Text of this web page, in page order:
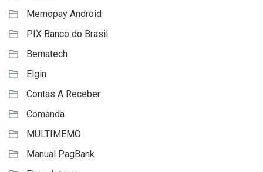
Memopay Android
PIX Banco do Brasil
Bematech
Elgin
Contas A Receber
Comanda
MULTIMEMO
Manual PagBank